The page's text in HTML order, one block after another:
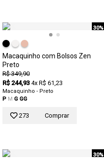
30%
Macaquinho com Bolsos Zen
Preto
R$ 349,90
R$ 244,93 4x R$ 61,23
Macaquinho - Preto
P M G GG
273 Comprar
30%